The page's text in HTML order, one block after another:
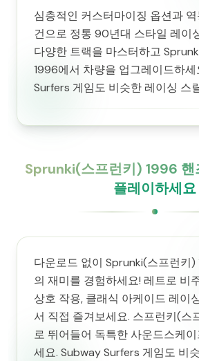
심층적인 커스터마이징 옵션과
건으로 정통 90년대 스타일 레이
다양한 트랙을 마스터하고
1996에서 차량을 업그레이드하
Surfers 게임도 비슷한 레이싱 스
Sprunki(스프런키) 1996 핸
플레이하세요
다운로드 없이 Sprunki(스프런키)
의 재미를 경험하세요! 레트로 비
상호 작용, 클래식 아케이드 레이
서 직접 즐겨보세요. 스프런키(스
로 뛰어들어 독특한 사운드스케
세요. Subway Surfers 게임도 비